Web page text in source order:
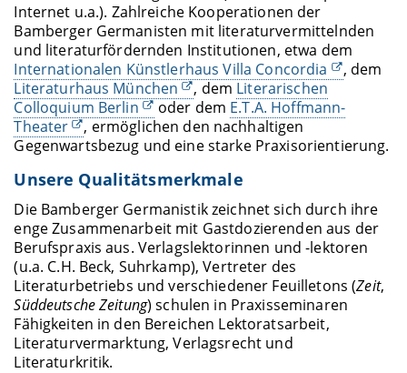
Internet u.a.). Zahlreiche Kooperationen der
Bamberger Germanisten mit literaturvermittelnden
und literaturfördernden Institutionen, etwa dem
Internationalen Künstlerhaus Villa Concordia
, dem
Literaturhaus München
, dem Literarischen
Colloquium Berlin
oder dem E.T.A. Hoffmann-
Theater
, ermöglichen den nachhaltigen
Gegenwartsbezug und eine starke Praxisorientierung.
Unsere Qualitätsmerkmale
Die Bamberger Germanistik zeichnet sich durch ihre
enge Zusammenarbeit mit Gastdozierenden aus der
Berufspraxis aus. Verlagslektorinnen und -lektoren
(u.a. C.H. Beck, Suhrkamp), Vertreter des
Literaturbetriebs und verschiedener Feuilletons (Zeit,
Süddeutsche Zeitung) schulen in Praxisseminaren
Fähigkeiten in den Bereichen Lektoratsarbeit,
Literaturvermarktung, Verlagsrecht und
Literaturkritik.